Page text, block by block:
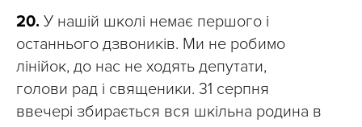
20. У нашій школі немає першого і
останнього дзвоників. Ми не робимо
лінійок, до нас не ходять депутати,
голови рад і священики. 31 серпня
ввечері збирається вся шкільна родина в